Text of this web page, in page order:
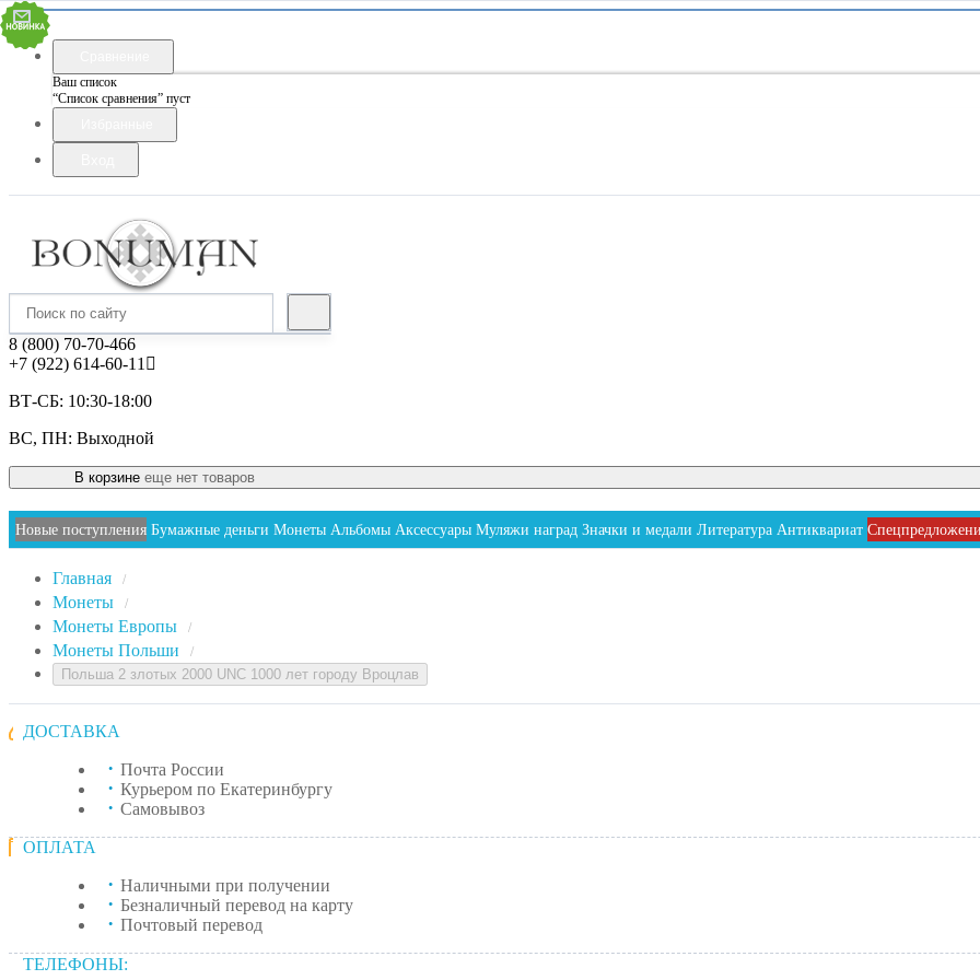
Ваш список
“Список сравнения” пуст
8 (800) 70-70-466
+7 (922) 614-60-11
ВТ-СБ: 10:30-18:00
ВС, ПН: Выходной
В корзине еще нет товаров
Новые поступления Бумажные деньги Монеты Альбомы Аксессуары Муляжи наград Значки и медали Литература Антиквариат
Главная /
Монеты /
Монеты Европы /
Монеты Польши /
Польша 2 злотых 2000 UNC 1000 лет городу Вроцлав
ДОСТАВКА
Почта России
Курьером по Екатеринбургу
Самовывоз
ОПЛАТА
Наличными при получении
Безналичный перевод на карту
Почтовый перевод
ТЕЛЕФОНЫ: